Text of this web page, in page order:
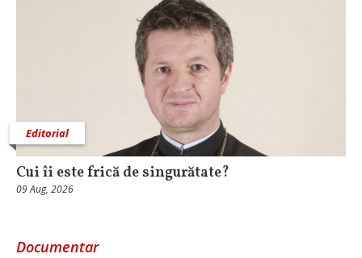
Editorial
Cui îi este frică de singurătate?
09 Aug, 2026
Documentar